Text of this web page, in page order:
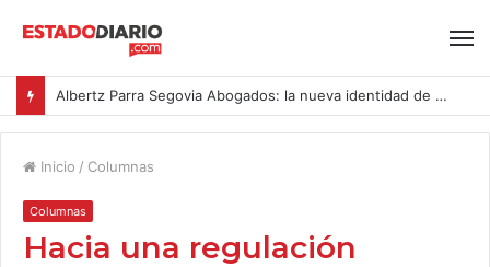
Albertz Parra Segovia Abogados: la nueva identidad de Segovia Consulting
Inicio / Columnas
Columnas
Hacia una regulación